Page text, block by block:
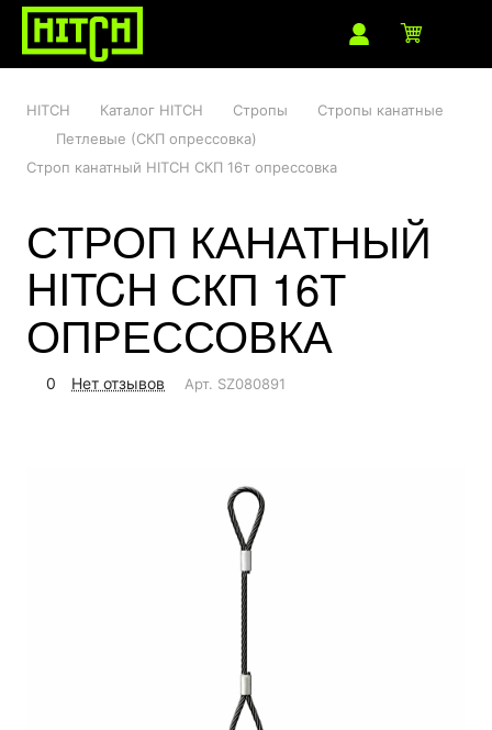
HITCH Каталог HITCH Стропы
Стропы канатные
Петлевые (СКП опрессовка)
Строп канатный HITCH СКП 16т опрессовка
СТРОП КАНАТНЫЙ
HITCH СКП 16Т
ОПРЕССОВКА
0 Нет отзывов Арт. SZ080891